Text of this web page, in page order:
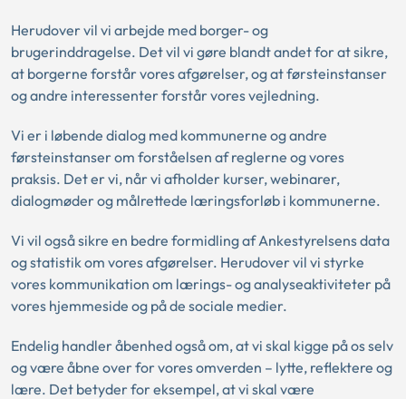
Herudover vil vi arbejde med borger- og
brugerinddragelse. Det vil vi gøre blandt andet for at sikre,
at borgerne forstår vores afgørelser, og at førsteinstanser
og andre interessenter forstår vores vejledning.
Vi er i løbende dialog med kommunerne og andre
førsteinstanser om forståelsen af reglerne og vores
praksis. Det er vi, når vi afholder kurser, webinarer,
dialogmøder og målrettede læringsforløb i kommunerne.
Vi vil også sikre en bedre formidling af Ankestyrelsens data
og statistik om vores afgørelser. Herudover vil vi styrke
vores kommunikation om lærings- og analyseaktiviteter på
vores hjemmeside og på de sociale medier.
Endelig handler åbenhed også om, at vi skal kigge på os selv
og være åbne over for vores omverden – lytte, reflektere og
lære. Det betyder for eksempel, at vi skal være